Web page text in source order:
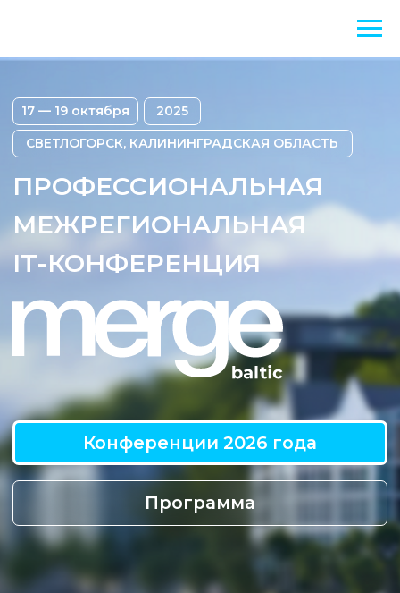
ПРОФЕССИОНАЛЬНАЯ
МЕЖРЕГИОНАЛЬНАЯ
IT-КОНФЕРЕНЦИЯ
Конференции 2026 года
СВЕТЛОГОРСК, КАЛИНИНГРАДСКАЯ ОБЛАСТЬ
Программа